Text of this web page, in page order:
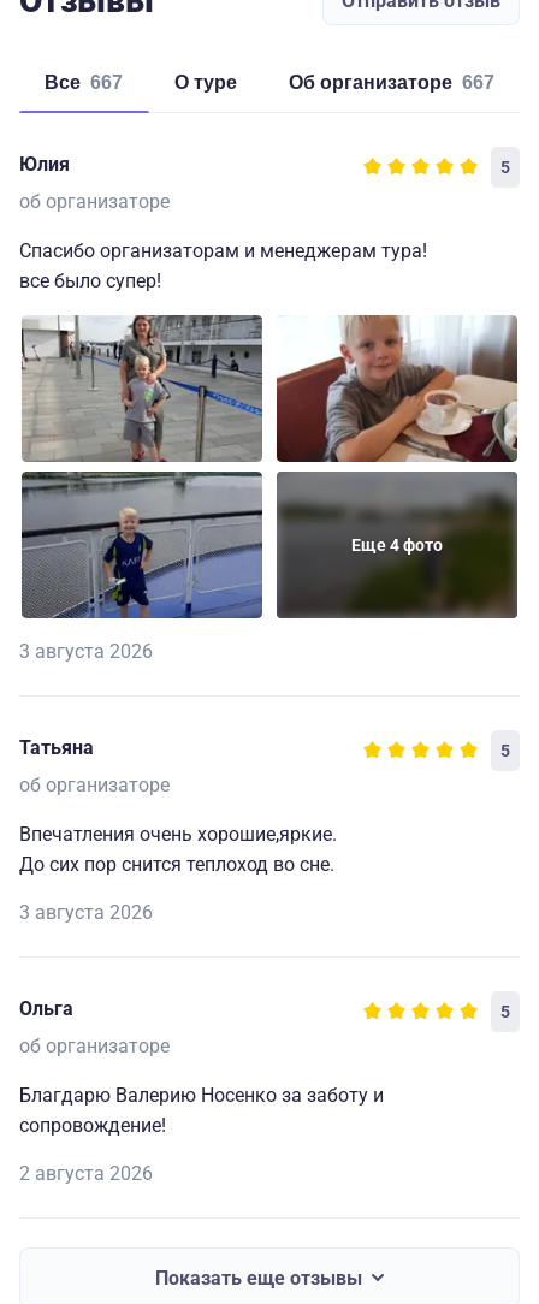
Все 667 о туре об организаторе 667
Юлия 5
об организаторе
Спасибо организаторам и менеджерам тура!
все было супер!
Еще 4 фото
3 августа 2026
Татьяна 5
об организаторе
Впечатления очень хорошие,яркие.
До сих пор снится теплоход во сне.
3 августа 2026
Ольга 5
об организаторе
Благдарю Валерию Носенко за заботу и
сопровождение!
2 августа 2026
Показать еще отзывы